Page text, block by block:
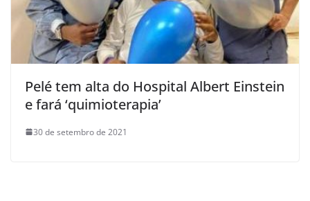
Pelé tem alta do Hospital Albert Einstein
e fará ‘quimioterapia’
30 de setembro de 2021